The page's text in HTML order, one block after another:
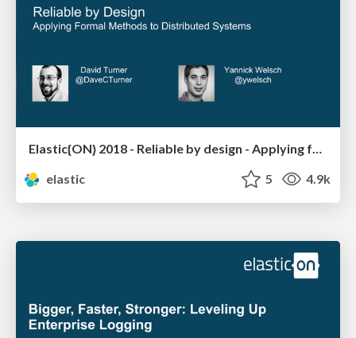
Elastic{ON} 2018 - Reliable by design - Applying formal methods to distributed systems
elastic
5 4.9k